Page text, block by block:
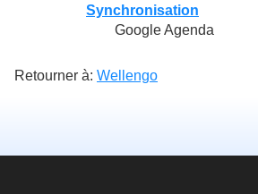
Synchronisation
Google Agenda
Retourner à: Wellengo